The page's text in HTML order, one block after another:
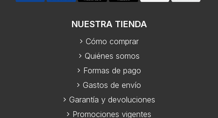
NUESTRA TIENDA
Cómo comprar
Quiénes somos
Formas de pago
Gastos de envío
Garantía y devoluciones
Promociones vigentes